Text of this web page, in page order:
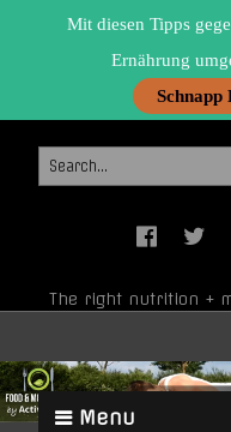
The right nutrition +
Menu
Mit diesen Tipps
Ernährung